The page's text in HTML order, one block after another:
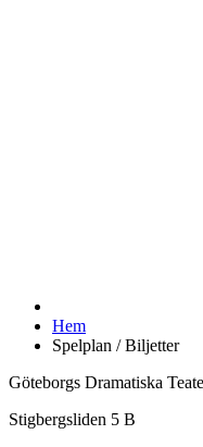
Hem
Spelplan / Biljetter
Göteborgs Dramatiska
Stigbergsliden 5 B